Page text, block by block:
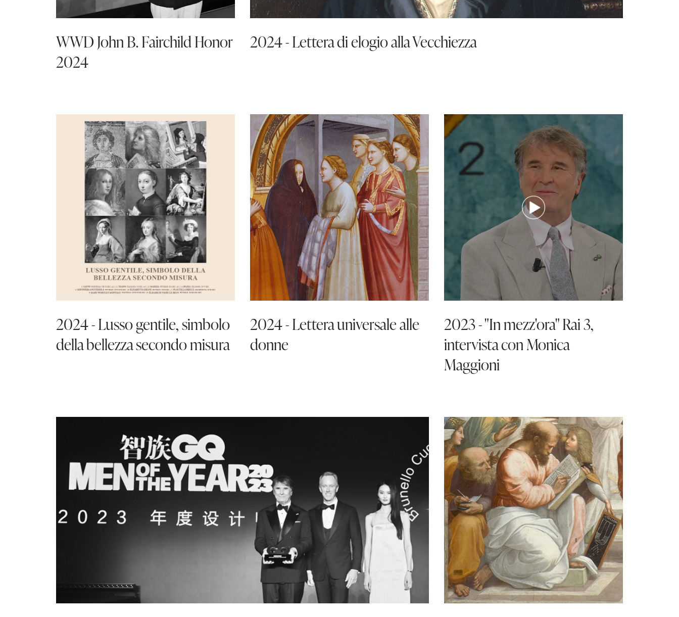
WWD John B. Fairchild Honor
2024
2024 - Lettera di elogio alla Vecchiezza
2024 - Lusso gentile, simbolo
della bellezza secondo misura
2024 - Lettera universale alle
donne
2023 - "In mezz'ora" Rai 3,
intervista con Monica
Maggioni